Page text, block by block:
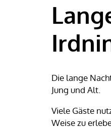
Die lange
Jung und Alt.
Viele Gäste
Weise zu